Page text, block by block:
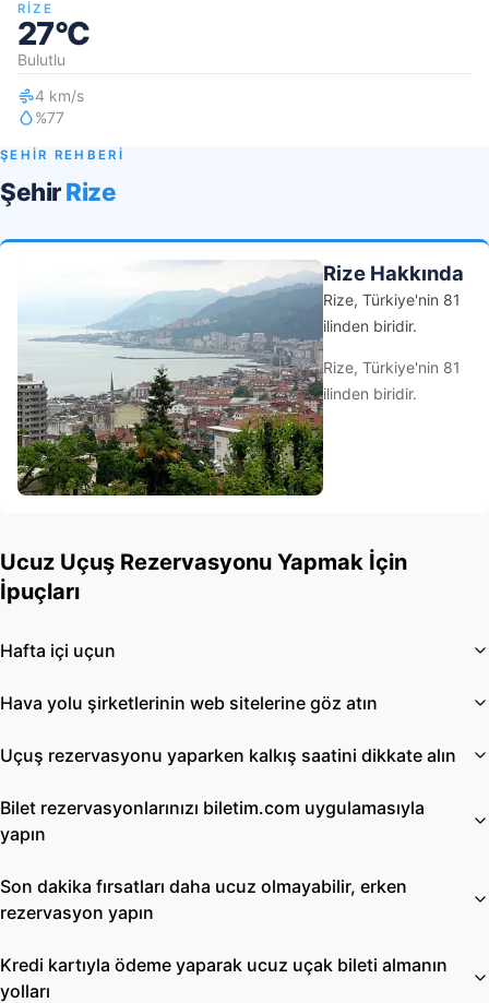
RIZE
27°C
Bulutlu
4 km/s
%77
ŞEHİR REHBERİ
ŞehirRize
Rize Hakkında
Rize, Türkiye'nin 81
ilinden biridir.
Rize, Türkiye'nin 81
ilinden biridir.
Ucuz Uçuş Rezervasyonu Yapmak İçin
İpuçları
Hafta içi uçun
Hava yolu şirketlerinin web sitelerine göz atın
Uçuş rezervasyonu yaparken kalkış saatini dikkate alın
Bilet rezervasyonlarınızı biletim.com uygulamasıyla
yapın
Son dakika fırsatları daha ucuz olmayabilir, erken
rezervasyon yapın
Kredi kartıyla ödeme yaparak ucuz uçak bileti almanın
yolları